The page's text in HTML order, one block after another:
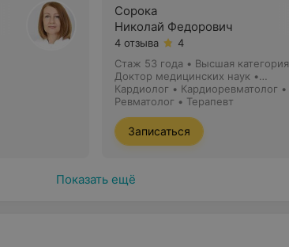
Сорока
Николай Федорович
4 отзыва
4
Стаж 53 года • Высшая категория
Доктор медицинских наук •
Профессор
Кардиолог • Кардиоревматолог •
Ревматолог • Терапевт
Записаться
Показать ещё